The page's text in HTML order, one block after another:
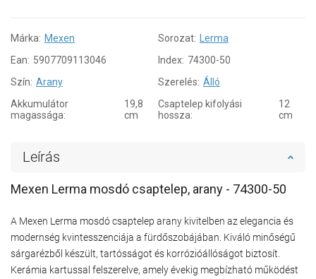
Márka: Mexen Sorozat:
Lerma
Ean: 5907709113046 Index: 74300-50
Szín: Arany Szerelés: Álló
Akkumulátor
magassága:
19,8
cm
Csaptelep kifolyási
hossza:
12
cm
Leírás
Mexen Lerma mosdó csaptelep, arany - 74300-50
A Mexen Lerma mosdó csaptelep arany kivitelben az elegancia és
modernség kvintesszenciája a fürdőszobájában. Kiváló minőségű
sárgarézből készült, tartósságot és korrózióállóságot biztosít.
Kerámia kartussal felszerelve, amely évekig megbízható működést